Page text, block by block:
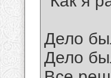
Дело
Дело